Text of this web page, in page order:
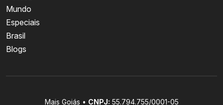
Mundo
Especiais
Brasil
Blogs
Mais Goiás • CNPJ: 55.794.755/0001-05